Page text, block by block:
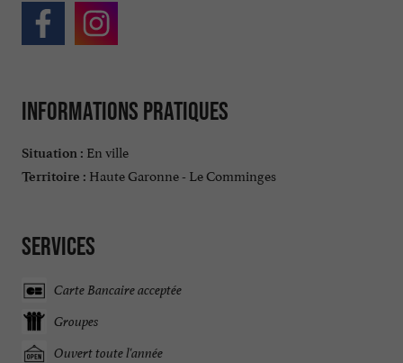
Informations pratiques
Situation : En ville
Territoire : Haute Garonne - Le Comminges
Services
Carte Bancaire acceptée
Groupes
Ouvert toute l'année